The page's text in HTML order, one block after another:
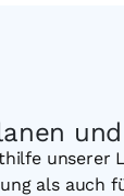
unserer
als auch